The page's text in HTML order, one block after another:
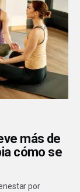
más de
cómo se
por